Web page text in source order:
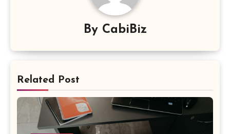
By CabiBiz
Related Post